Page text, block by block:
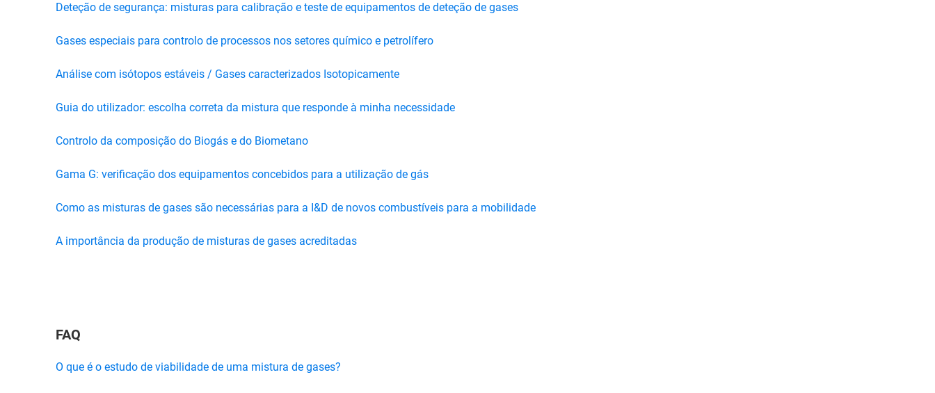
Deteção de segurança: misturas para calibração e teste de equipamentos de deteção de gases
Gases especiais para controlo de processos nos setores químico e petrolífero
Análise com isótopos estáveis / Gases caracterizados Isotopicamente
Guia do utilizador: escolha correta da mistura que responde à minha necessidade
Controlo da composição do Biogás e do Biometano
Gama G: verificação dos equipamentos concebidos para a utilização de gás
Como as misturas de gases são necessárias para a I&D de novos combustíveis para a mobilidade
A importância da produção de misturas de gases acreditadas
FAQ
O que é o estudo de viabilidade de uma mistura de gases?